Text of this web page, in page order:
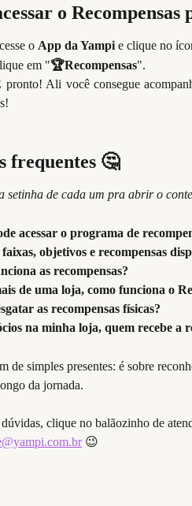
o Recompensas
o App da Yampi e clique no
em "🏆Recompensas".
pronto! Ali você consegue
frequentes 🤔
setinha de cada um pra abrir o
acessar o programa de
objetivos e recompensas
as recompensas?
de uma loja, como funciona o
as recompensas físicas?
na minha loja, quem recebe a
da jornada.
clique no balãozinho de
😉